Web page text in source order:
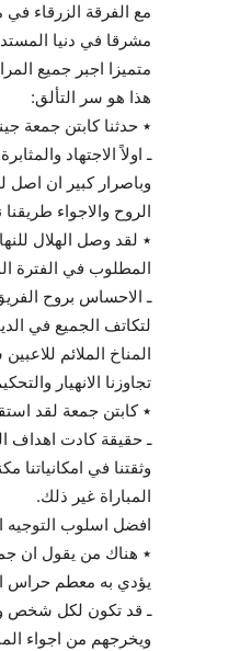
مع الفرقة الزرقاء
مشرقا في دنيا
متميزا اجبر جميع
هذا هو سر التألق:
٭ حدثنا كابتن جمعة
ـ اولاً الاجتهاد
وباصرار كبير ان اصل
الروح والاجواء
٭ لقد وصل الهلال
المطلوب في الفترة
ـ الاحساس بروح
لتكاتف الجميع في
المناخ الملائم
تجاوزنا الانهيار
٭ كابتن جمعة لقد
ـ حقيقة كادت اهداف
وثقتنا في امكانياتنا
المباراة غير ذلك.
افضل اسلوب التوجيه
٭ هناك من يقول ان
يؤدي به معطم حراس
ـ قد تكون لكل شخص
ويخرجهم من اجواء